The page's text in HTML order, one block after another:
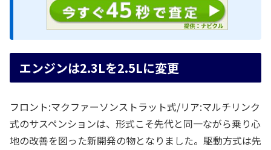
エンジンは2.3Lを2.5Lに変更
フロント:マクファーソンストラット式/リア:マルチリンク
式のサスペンションは、形式こそ先代と同一ながら乗り心
地の改善を図った新開発の物となりました。駆動方式は先